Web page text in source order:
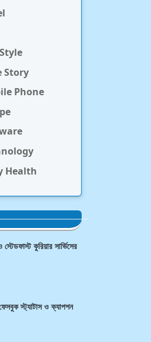
Story
Phone
Health
স্টেডফাস্ট কুরিয়ার সার্ভিসের
স্ট্যাটাস ও ক্যাপশন